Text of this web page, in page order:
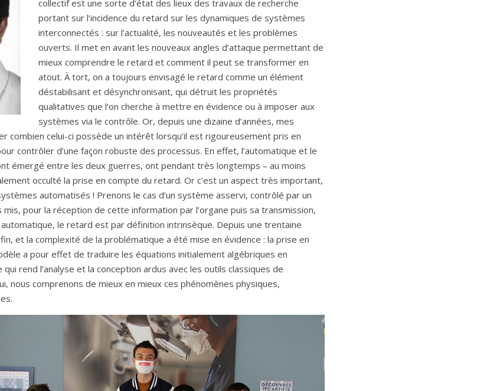
collectif est une sorte d’état des lieux des travaux de recherche
portant sur l’incidence du retard sur les dynamiques de systèmes
interconnectés : sur l’actualité, les nouveautés et les problèmes
ouverts. Il met en avant les nouveaux angles d’attaque permettant de
mieux comprendre le retard et comment il peut se transformer en
atout. À tort, on a toujours envisagé le retard comme un élément
déstabilisant et désynchronisant, qui détruit les propriétés
qualitatives que l’on cherche à mettre en évidence ou à imposer aux
systèmes via le contrôle. Or, depuis une dizaine d’années, mes
combien celui-ci possède un intérêt lorsqu’il est rigoureusement pris en
contrôler d’une façon robuste des processus. En effet, l’automatique et le
émergé entre les deux guerres, ont pendant très longtemps – au moins
occulté la prise en compte du retard. Or c’est un aspect très important,
automatisés ! Prenons le cas d’un système asservi, contrôlé par un
pour la réception de cette information par l’organe puis sa transmission,
le retard est par définition intrinsèque. Depuis une trentaine
et la complexité de la problématique a été mise en évidence : la prise en
a pour effet de traduire les équations initialement algébriques en
rend l’analyse et la conception ardus avec les outils classiques de
nous comprenons de mieux en mieux ces phénomènes physiques,